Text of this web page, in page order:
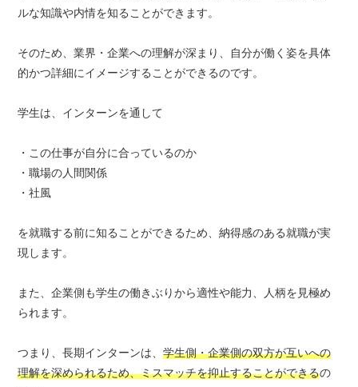
ルな知識や内情を知ることができます。
そのため、業界・企業への理解が深まり、自分が働く姿を具体
的かつ詳細にイメージすることができるのです。
学生は、インターンを通して
・この仕事が自分に合っているのか
・職場の人間関係
・社風
を就職する前に知ることができるため、納得感のある就職が実
現します。
また、企業側も学生の働きぶりから適性や能力、人柄を見極め
られます。
つまり、長期インターンは、学生側・企業側の双方が互いへの
理解を深められるため、ミスマッチを抑止することができるの